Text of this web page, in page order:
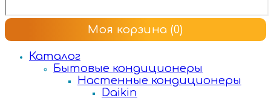
Моя корзина (0)
Каталог
Бытовые кондиционеры
Настенные кондиционеры
Daikin